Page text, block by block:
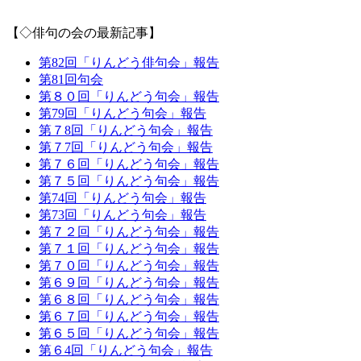
【◇俳句の会の最新記事】
第82回「りんどう俳句会」報告
第81回句会
第８０回「りんどう句会」報告
第79回「りんどう句会」報告
第７8回「りんどう句会」報告
第７7回「りんどう句会」報告
第７６回「りんどう句会」報告
第７５回「りんどう句会」報告
第74回「りんどう句会」報告
第73回「りんどう句会」報告
第７２回「りんどう句会」報告
第７１回「りんどう句会」報告
第７０回「りんどう句会」報告
第６９回「りんどう句会」報告
第６８回「りんどう句会」報告
第６７回「りんどう句会」報告
第６５回「りんどう句会」報告
第６4回「りんどう句会」報告